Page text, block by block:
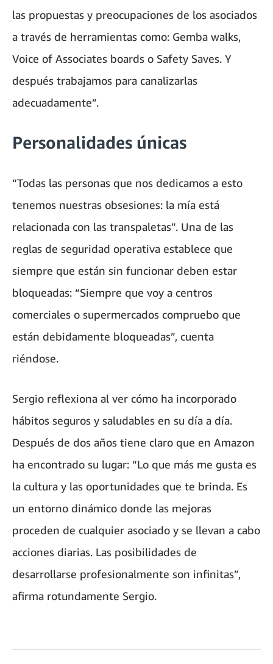
las propuestas y preocupaciones de los asociados
a través de herramientas como: Gemba walks,
Voice of Associates boards o Safety Saves. Y
después trabajamos para canalizarlas
adecuadamente”.
Personalidades únicas
“Todas las personas que nos dedicamos a esto
tenemos nuestras obsesiones: la mía está
relacionada con las transpaletas”. Una de las
reglas de seguridad operativa establece que
siempre que están sin funcionar deben estar
bloqueadas: “Siempre que voy a centros
comerciales o supermercados compruebo que
están debidamente bloqueadas”, cuenta
riéndose.
Sergio reflexiona al ver cómo ha incorporado
hábitos seguros y saludables en su día a día.
Después de dos años tiene claro que en Amazon
ha encontrado su lugar: “Lo que más me gusta es
la cultura y las oportunidades que te brinda. Es
un entorno dinámico donde las mejoras
proceden de cualquier asociado y se llevan a cabo
acciones diarias. Las posibilidades de
desarrollarse profesionalmente son infinitas”,
afirma rotundamente Sergio.